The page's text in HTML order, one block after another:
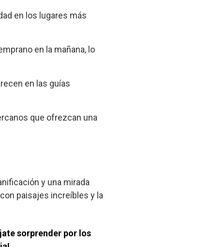
en los lugares más
en la mañana, lo
en las guías
que ofrezcan una
y una mirada
paisajes increíbles y la
sorprender por los